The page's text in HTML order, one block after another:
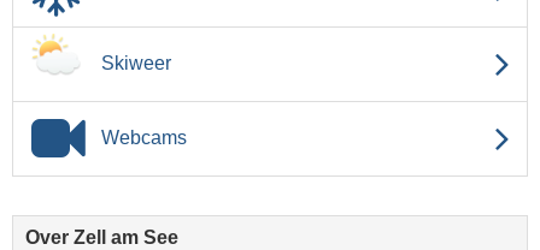
Skiweer
Webcams
Over Zell am See